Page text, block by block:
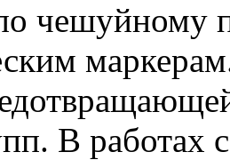
чешуйному
В работах